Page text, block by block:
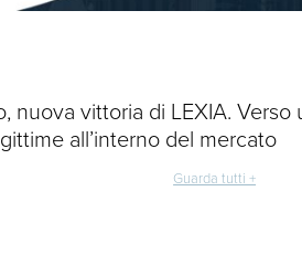
nuova vittoria di LEXIA.
all’interno del mercato
Guarda tutti +